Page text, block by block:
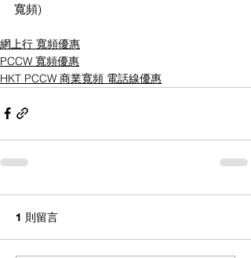
寬頻)
網上行 寬頻優惠
PCCW 寬頻優惠
HKT PCCW 商業寬頻 電話線優惠
1 則留言